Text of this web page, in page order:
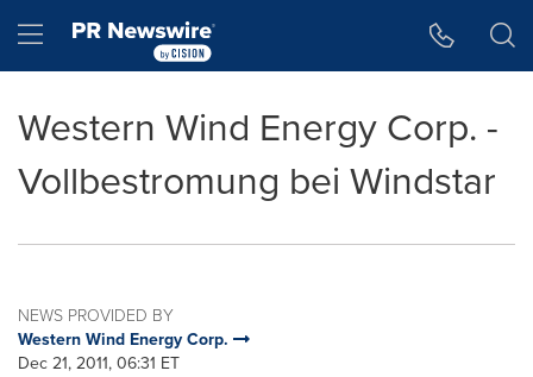
Hamburger menu
Western Wind Energy Corp. -
Vollbestromung bei Windstar
NEWS PROVIDED BY
Western Wind Energy Corp.
Dec 21, 2011, 06:31 ET